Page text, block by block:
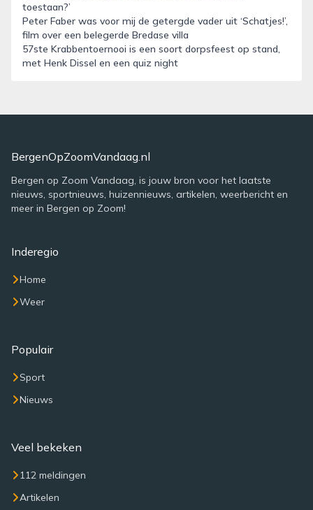
toestaan?’
Peter Faber was voor mij de getergde vader uit ‘Schatjes!’,
film over een belegerde Bredase villa
57ste Krabbentoernooi is een soort dorpsfeest op stand,
met Henk Dissel en een quiz night
BergenOpZoomVandaag.nl
Bergen op Zoom Vandaag, is jouw bron voor het laatste
nieuws, sportnieuws, huizennieuws, artikelen, weerbericht en
meer in Bergen op Zoom!
Inderegio
Home
Weer
Populair
Sport
Nieuws
Veel bekeken
112 meldingen
Artikelen